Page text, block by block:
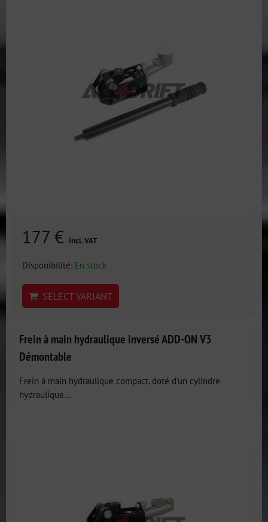
177 € incl. VAT
Disponibilité: En stock
SELECT VARIANT
Frein à main hydraulique inversé ADD-ON V3
Démontable
Frein à main hydraulique compact, doté d'un cylindre
hydraulique...